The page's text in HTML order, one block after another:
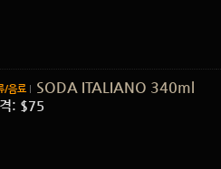
/음료 SODA ITALIANO 340ml
: $75